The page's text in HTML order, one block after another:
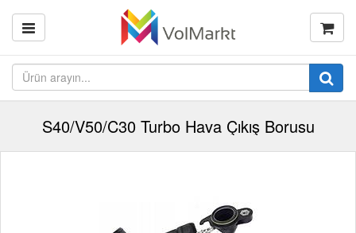
S40/V50/C30 Turbo Hava Çıkış Borusu